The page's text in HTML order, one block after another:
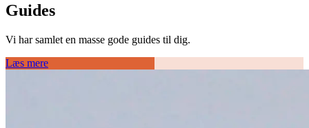
Guides
Vi har samlet en masse gode guides til dig.
Læs mere